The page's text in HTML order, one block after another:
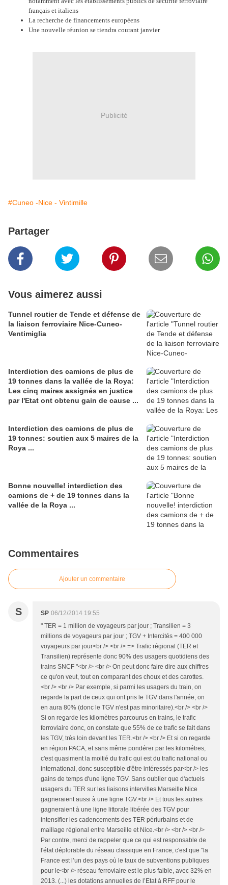
français et italiens
La recherche de financements européens
Une nouvelle réunion se tiendra courant janvier
Publicité
#Cuneo -Nice - Vintimille
Partager
Vous aimerez aussi
Tunnel routier de Tende et défense de
la liaison ferroviaire Nice-Cuneo-
Ventimiglia
Interdiction des camions de plus de
19 tonnes dans la vallée de la Roya:
Les cinq maires assignés en justice
par l'Etat ont obtenu gain de cause ...
Interdiction des camions de plus de
19 tonnes: soutien aux 5 maires de la
Roya ...
Bonne nouvelle! interdiction des
camions de + de 19 tonnes dans la
vallée de la Roya ...
Commentaires
Ajouter un commentaire
S SP 06/12/2014 19:55
" TER = 1 million de voyageurs par jour ; Transilien = 3
millions de voyageurs par jour ; TGV + Intercités = 400 000
voyageurs par jour<br /> <br /> => Trafic régional (TER et
Transilien) représente donc 90% des usagers quotidiens des
trains SNCF "<br /> <br /> On peut donc faire dire aux chiffres
ce qu'on veut, tout en comparant des choux et des carottes.
<br /> <br /> Par exemple, si parmi les usagers du train, on
regarde la part de ceux qui ont pris le TGV dans l'année, on
en aura 80% (donc le TGV n'est pas minoritaire).<br /> <br />
Si on regarde les kilomètres parcourus en trains, le trafic
ferroviaire donc, on constate que 55% de ce trafic se fait dans
les TGV, très loin devant les TER.<br /> <br /> Et si on regarde
en région PACA, et sans même pondérer par les kilométres,
c'est quasiment la moitié du trafic qui est du trafic national ou
international, donc susceptible d'être intéressés par<br /> les
gains de temps d'une ligne TGV. Sans oublier que d'actuels
usagers du TER sur les liaisons intervilles Marseille Nice
gagneraient aussi à une ligne TGV.<br /> Et tous les autres
gagneraient à une ligne littorale libérée des TGV pour
intensifier les cadencements des TER périurbains et de
maillage régional entre Marseille et Nice.<br /> <br /> <br />
Par contre, merci de rappeler que ce qui est responsable de
l'état déplorable du réseau classique en France, c'est que "la
France est l’un des pays où le taux de subventions publiques
pour le<br /> réseau ferroviaire est le plus faible, avec 32% en
2013. (...) les dotations annuelles de l’Etat à RFF pour le